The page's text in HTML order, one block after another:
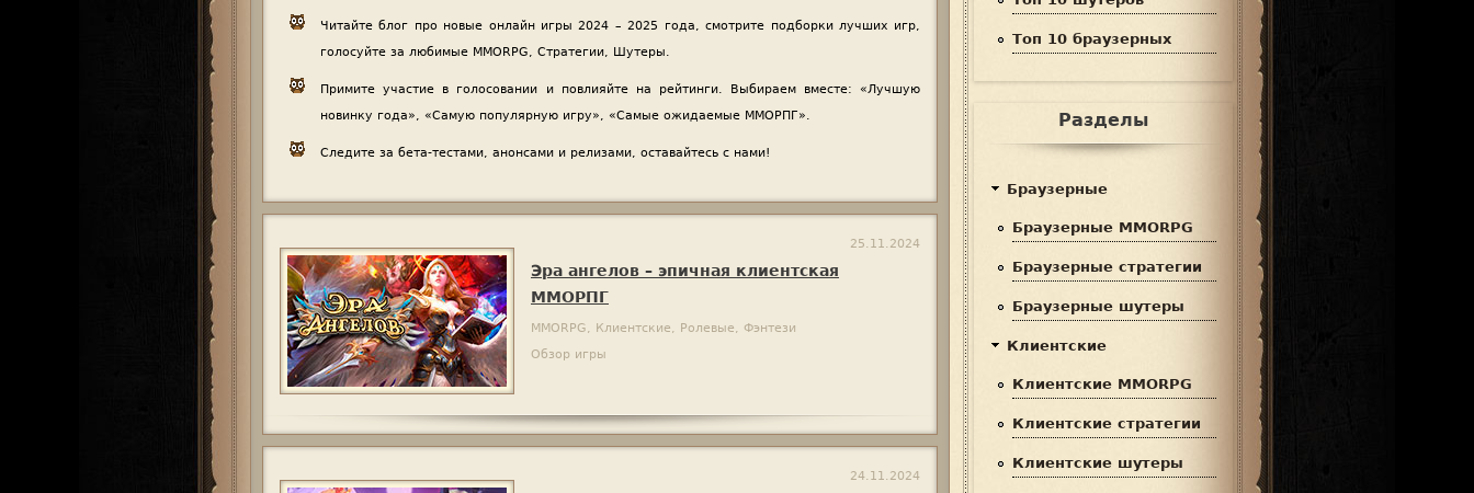
Читайте блог про новые онлайн игры 2024 – 2025 года, смотрите подборки лучших игр,
голосуйте за любимые MMORPG, Стратегии, Шутеры.
Примите участие в голосовании и повлияйте на рейтинги. Выбираем вместе: «Лучшую
новинку года», «Самую популярную игру», «Самые ожидаемые ММОРПГ».
Следите за бета-тестами, анонсами и релизами, оставайтесь с нами!
25.11.2024
Эра ангелов – эпичная клиентская
ММОРПГ
MMORPG, Клиентские, Ролевые, Фэнтези
Обзор игры
24.11.2024
Топ 10 браузерных
Разделы
Браузерные
Браузерные MMORPG
Браузерные стратегии
Браузерные шутеры
Клиентские
Клиентские MMORPG
Клиентские стратегии
Клиентские шутеры